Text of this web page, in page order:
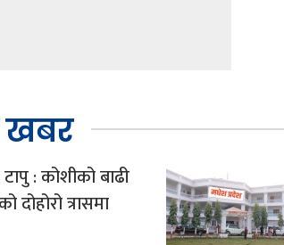
खबर
: कोशीको बाढी
दोहोरो त्रासमा